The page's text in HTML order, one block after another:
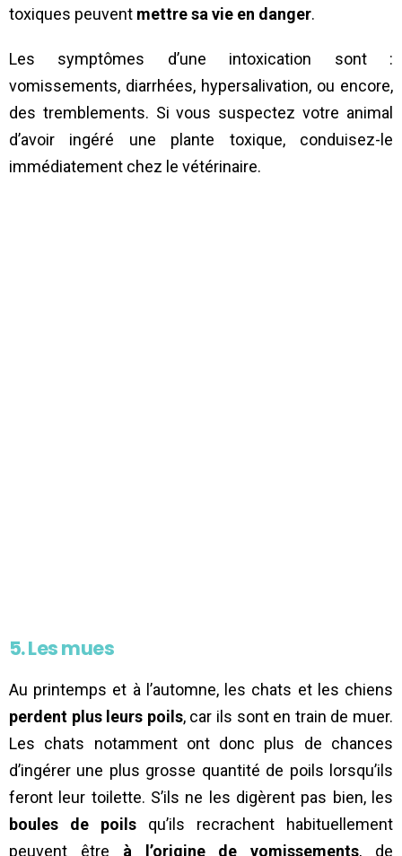
toxiques peuvent mettre sa vie en danger.
Les symptômes d’une intoxication sont :
vomissements, diarrhées, hypersalivation, ou encore,
des tremblements. Si vous suspectez votre animal
d’avoir ingéré une plante toxique, conduisez-le
immédiatement chez le vétérinaire.
5. Les mues
Au printemps et à l’automne, les chats et les chiens
perdent plus leurs poils, car ils sont en train de muer.
Les chats notamment ont donc plus de chances
d’ingérer une plus grosse quantité de poils lorsqu’ils
feront leur toilette. S’ils ne les digèrent pas bien, les
boules de poils qu’ils recrachent habituellement
peuvent être à l’origine de vomissements, de